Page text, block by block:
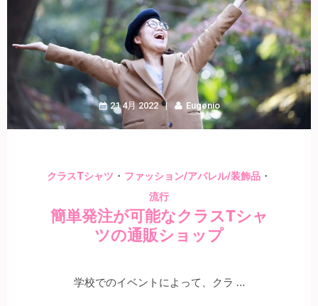
21 4月 2022 Eugenio
クラスTシャツ ・ ファッション/アパレル/装飾品 ・
流行
簡単発注が可能なクラスTシャ
ツの通販ショップ
学校でのイベントによって、クラ …